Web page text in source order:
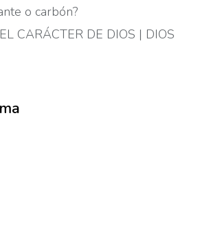
o carbón?
EL CARÁCTER DE DIOS | DIOS